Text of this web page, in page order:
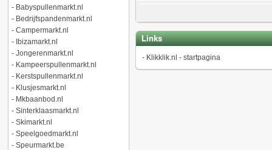
- Babyspullenmarkt.nl
- Bedrijfspandenmarkt.nl
- Campermarkt.nl
- Ibizamarkt.nl
- Jongerenmarkt.nl
- Kampeerspullenmarkt.nl
- Kerstspullenmarkt.nl
- Klusjesmarkt.nl
- Mkbaanbod.nl
- Sinterklaasmarkt.nl
- Skimarkt.nl
- Speelgoedmarkt.nl
- Speurmarkt.be
Links
- Klikklik.nl - startpagina